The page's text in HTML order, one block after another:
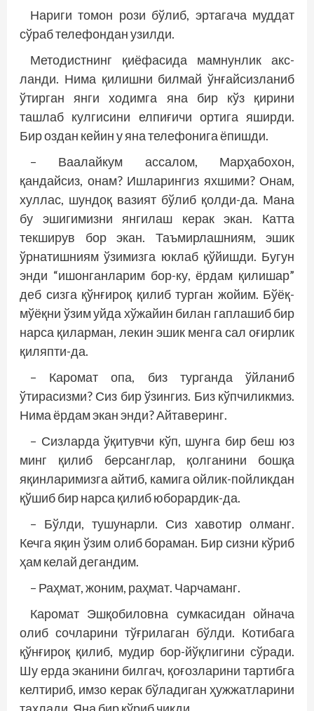
Нариги томон рози бўлиб, эртагача муддат
сўраб телефондан узилди.
Методистнинг қиёфасида мамнунлик акс­
ланди. Нима қилишни билмай ўнғайсизланиб
ўтирган янги ходимга яна бир кўз қирини
ташлаб кулгисини елпиғичи ортига яширди.
Бир оздан кейин у яна телефонига ёпишди.
– Ваалайкум ассалом, Марҳабохон,
қандайсиз, онам? Ишларингиз яхшими? Онам,
хуллас, шундоқ вазият бўлиб қолди-да. Мана
бу эшигимизни янгилаш керак экан. Катта
текширув бор экан. Таъмирлашниям, эшик
ўрнатишниям ўзимизга юклаб қўйишди. Бугун
энди “ишонганларим бор-ку, ёрдам қилишар”
деб сизга қўнғироқ қилиб турган жойим. Бўёқ-
мўёқни ўзим уйда хўжайин билан гаплашиб бир
нарса қиларман, лекин эшик менга сал оғирлик
қиляпти-да.
– Каромат опа, биз турганда ўйланиб
ўтирасизми? Сиз бир ўзингиз. Биз кўпчиликмиз.
Нима ёрдам экан энди? Айтаверинг.
– Сизларда ўқитувчи кўп, шунга бир беш юз
минг қилиб берсанглар, қолганини бошқа
яқинларимизга айтиб, камига ойлик-пойликдан
қўшиб бир нарса қилиб юборардик-да.
– Бўлди, тушунарли. Сиз хавотир олманг.
Кечга яқин ўзим олиб бораман. Бир сизни кўриб
ҳам келай дегандим.
– Раҳмат, жоним, раҳмат. Чарчаманг.
Каромат Эшқобиловна сумкасидан ойнача
олиб сочларини тўғрилаган бўлди. Котибага
қўнғироқ қилиб, мудир бор-йўқлигини сўради.
Шу ерда эканини билгач, қоғозларини тартибга
келтириб, имзо керак бўладиган ҳужжатларини